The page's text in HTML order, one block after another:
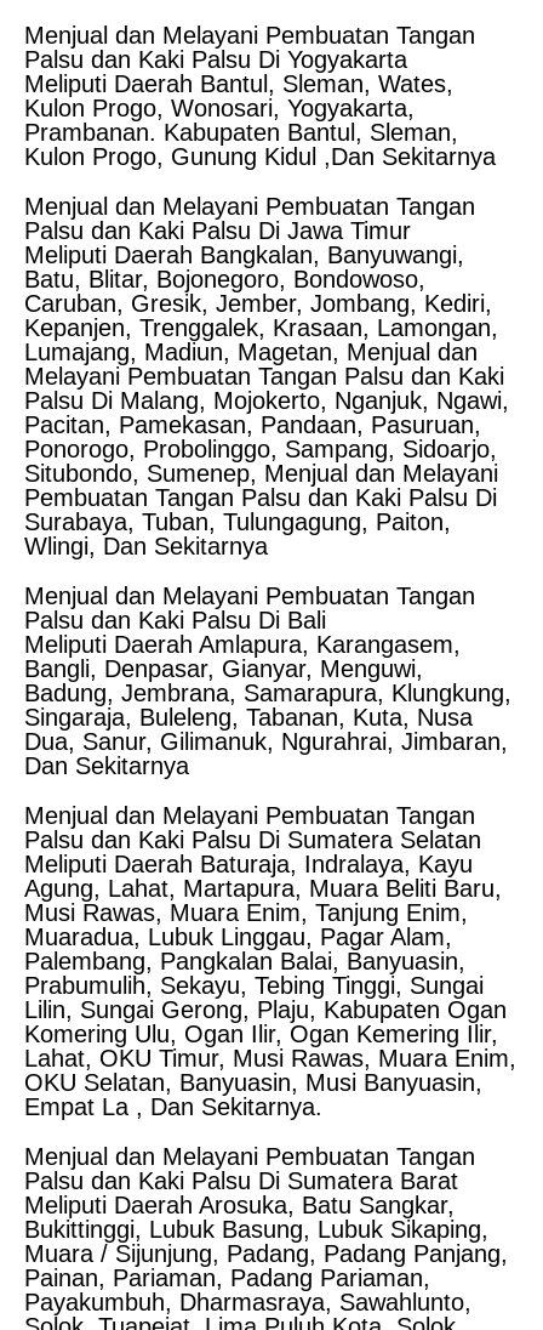
Menjual dan Melayani Pembuatan Tangan
Palsu dan Kaki Palsu Di Yogyakarta
Meliputi Daerah Bantul, Sleman, Wates,
Kulon Progo, Wonosari, Yogyakarta,
Prambanan. Kabupaten Bantul, Sleman,
Kulon Progo, Gunung Kidul ,Dan Sekitarnya
Menjual dan Melayani Pembuatan Tangan
Palsu dan Kaki Palsu Di Jawa Timur
Meliputi Daerah Bangkalan, Banyuwangi,
Batu, Blitar, Bojonegoro, Bondowoso,
Caruban, Gresik, Jember, Jombang, Kediri,
Kepanjen, Trenggalek, Krasaan, Lamongan,
Lumajang, Madiun, Magetan, Menjual dan
Melayani Pembuatan Tangan Palsu dan Kaki
Palsu Di Malang, Mojokerto, Nganjuk, Ngawi,
Pacitan, Pamekasan, Pandaan, Pasuruan,
Ponorogo, Probolinggo, Sampang, Sidoarjo,
Situbondo, Sumenep, Menjual dan Melayani
Pembuatan Tangan Palsu dan Kaki Palsu Di
Surabaya, Tuban, Tulungagung, Paiton,
Wlingi, Dan Sekitarnya
Menjual dan Melayani Pembuatan Tangan
Palsu dan Kaki Palsu Di Bali
Meliputi Daerah Amlapura, Karangasem,
Bangli, Denpasar, Gianyar, Menguwi,
Badung, Jembrana, Samarapura, Klungkung,
Singaraja, Buleleng, Tabanan, Kuta, Nusa
Dua, Sanur, Gilimanuk, Ngurahrai, Jimbaran,
Dan Sekitarnya
Menjual dan Melayani Pembuatan Tangan
Palsu dan Kaki Palsu Di Sumatera Selatan
Meliputi Daerah Baturaja, Indralaya, Kayu
Agung, Lahat, Martapura, Muara Beliti Baru,
Musi Rawas, Muara Enim, Tanjung Enim,
Muaradua, Lubuk Linggau, Pagar Alam,
Palembang, Pangkalan Balai, Banyuasin,
Prabumulih, Sekayu, Tebing Tinggi, Sungai
Lilin, Sungai Gerong, Plaju, Kabupaten Ogan
Komering Ulu, Ogan Ilir, Ogan Kemering Ilir,
Lahat, OKU Timur, Musi Rawas, Muara Enim,
OKU Selatan, Banyuasin, Musi Banyuasin,
Empat La , Dan Sekitarnya.
Menjual dan Melayani Pembuatan Tangan
Palsu dan Kaki Palsu Di Sumatera Barat
Meliputi Daerah Arosuka, Batu Sangkar,
Bukittinggi, Lubuk Basung, Lubuk Sikaping,
Muara / Sijunjung, Padang, Padang Panjang,
Painan, Pariaman, Padang Pariaman,
Payakumbuh, Dharmasraya, Sawahlunto,